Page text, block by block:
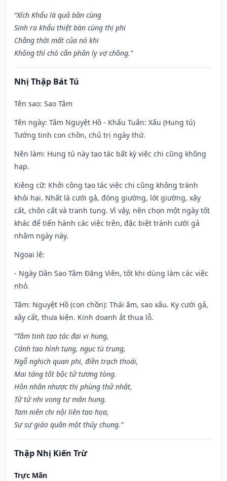
“Xích Khẩu là quả bần cùng
Sinh ra khẩu thiệt bàn cùng thị phi
Chẳng thời mất của nó khi
Không thì chó cắn phân ly vợ chồng.”
Nhị Thập Bát Tú
Tên sao: Sao Tâm
Tên ngày: Tâm Nguyệt Hồ - Khấu Tuân: Xấu (Hung tú)
Tướng tinh con chồn, chủ trị ngày thứ.
Nên làm: Hung tú này tạo tác bất kỳ việc chi cũng không
hạp.
Kiêng cữ: Khởi công tạo tác việc chi cũng không tránh
khỏi hại. Nhất là cưới gả, đóng giường, lót giường, xây
cất, chôn cất và tranh tụng. Vì vậy, nên chọn một ngày tốt
khác để tiến hành các việc trên, đặc biệt tránh cưới gả
nhằm ngày này.
Ngoại lệ:
- Ngày Dần Sao Tâm Đăng Viên, tốt khi dùng làm các việc
nhỏ.
Tâm: Nguyệt Hồ (con chồn): Thái âm, sao xấu. Kỵ cưới gả,
xây cất, thưa kiện. Kinh doanh ắt thua lỗ.
“Tâm tinh tạo tác đại vi hung,
Cánh tao hình tụng, ngục tù trung,
Ngỗ nghịch quan phi, điền trạch thoái,
Mai táng tốt bộc tử tương tòng.
Hôn nhân nhược thị phùng thử nhật,
Tử tử nhi vong tự mãn hung.
Tam niên chi nội liên tạo họa,
Sự sự giáo quân một thủy chung.”
Thập Nhị Kiến Trừ
Trực Mãn